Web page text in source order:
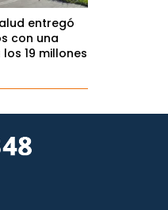
entregó
con una
19 millones